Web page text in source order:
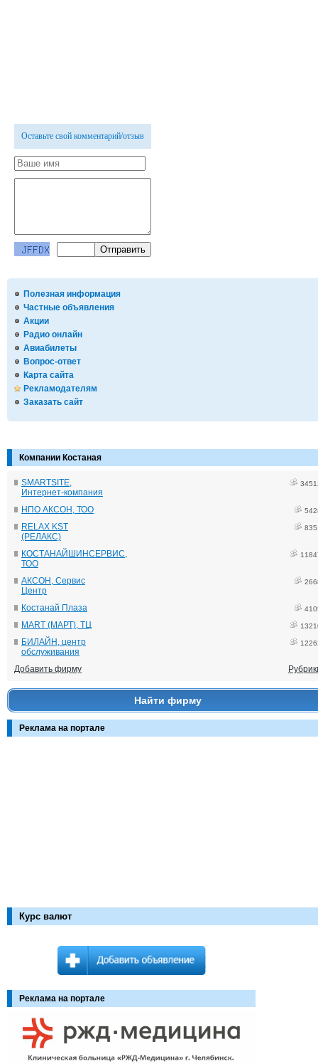
Полезная информация
Частные объявления
Акции
Радио онлайн
Авиабилеты
Вопрос-ответ
Карта сайта
Рекламодателям
Заказать сайт
Компании Костаная
SMARTSITE,
Интернет-компания
НПО АКСОН, ТОО
RELAX KST
(РЕЛАКС)
КОСТАНАЙШИНСЕРВИС,
ТОО
АКСОН, Сервис
Центр
Костанай Плаза
MART (МАРТ), ТЦ
БИЛАЙН, центр
обслуживания
Добавить фирму
Найти фирму
Реклама на портале
Курс валют
Оставьте свой комментарий/отзыв
Реклама на портале